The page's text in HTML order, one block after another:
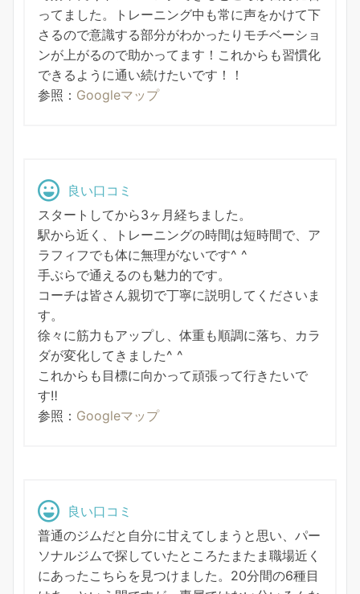
ってました。トレーニング中も常に声をかけて下
さるので意識する部分がわかったりモチベーショ
ンが上がるので助かってます！これからも習慣化
できるように通い続けたいです！！
参照： Googleマップ
良い口コミ
スタートしてから3ヶ月経ちました。
駅から近く、トレーニングの時間は短時間で、ア
ラフィフでも体に無理がないです^ ^
手ぶらで通えるのも魅力的です。
コーチは皆さん親切で丁寧に説明してくださいま
す。
徐々に筋力もアップし、体重も順調に落ち、カラ
ダが変化してきました^ ^
これからも目標に向かって頑張って行きたいで
す‼︎
参照： Googleマップ
良い口コミ
普通のジムだと自分に甘えてしまうと思い、パー
ソナルジムで探していたところたまたま職場近く
にあったこちらを見つけました。20分間の6種目